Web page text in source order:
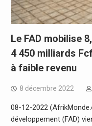
Le FAD mobilise
4 450 milliards
à faible revenu
8 décembre 2022
08-12-2022
développement (FAD)